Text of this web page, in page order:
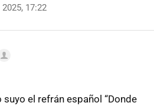
17:22
el refrán español “Donde